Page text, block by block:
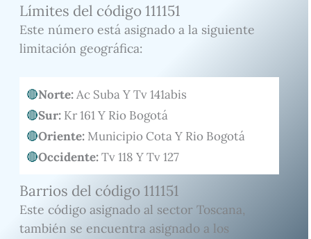
Límites del código 111151
Este número está asignado a la siguiente
limitación geográfica:
Norte:Ac Suba Y Tv 141abis
Sur: Kr 161 Y Rio Bogotá
Oriente: Municipio Cota Y Rio Bogotá
Occidente:Tv 118 Y Tv 127
Barrios del código 111151
Este código asignado al sector Toscana,
también se encuentra asignado a los